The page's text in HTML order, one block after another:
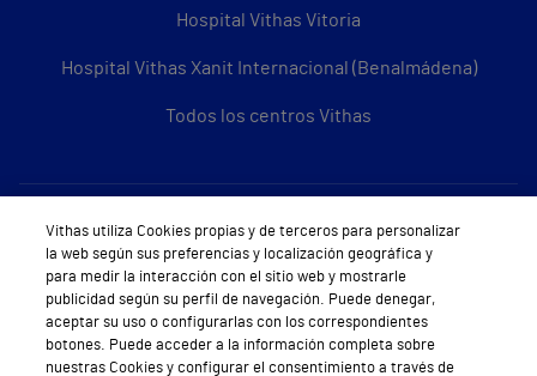
Hospital Vithas Vitoria
Hospital Vithas Xanit Internacional (Benalmádena)
Todos los centros Vithas
Sobre Vithas
Quiénes somos
Trabajar en Vithas
Teléfono Cita Médica
Vithas utiliza Cookies propias y de terceros para personalizar
la web según sus preferencias y localización geográfica y
para medir la interacción con el sitio web y mostrarle
publicidad según su perfil de navegación. Puede denegar,
aceptar su uso o configurarlas con los correspondientes
botones. Puede acceder a la información completa sobre
nuestras Cookies y configurar el consentimiento a través de